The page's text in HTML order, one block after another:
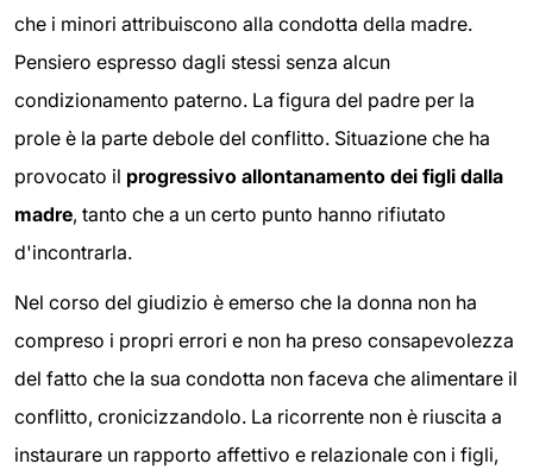
che i minori attribuiscono alla condotta della madre.
Pensiero espresso dagli stessi senza alcun
condizionamento paterno. La figura del padre per la
prole è la parte debole del conflitto. Situazione che ha
provocato il progressivo allontanamento dei figli dalla
madre, tanto che a un certo punto hanno rifiutato
d'incontrarla.
Nel corso del giudizio è emerso che la donna non ha
compreso i propri errori e non ha preso consapevolezza
del fatto che la sua condotta non faceva che alimentare il
conflitto, cronicizzandolo. La ricorrente non è riuscita a
instaurare un rapporto affettivo e relazionale con i figli,